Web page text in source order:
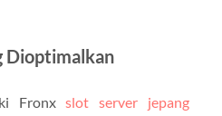
Dioptimalkan
Fronxslot server jepang